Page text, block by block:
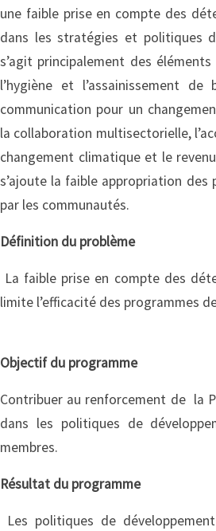
une faible prise en compte des
dans les stratégies et politiques
s’agit principalement des
l’hygiène et l’assainissement
communication pour un
la collaboration multisectorielle,
changement climatique et le
s’ajoute la faible appropriation des
par les communautés.
Définition du problème
La faible prise en compte des
limite l’efficacité des programmes
Objectif du programme
Contribuer au renforcement de la
dans les politiques de
membres.
Résultat du programme
Les politiques de